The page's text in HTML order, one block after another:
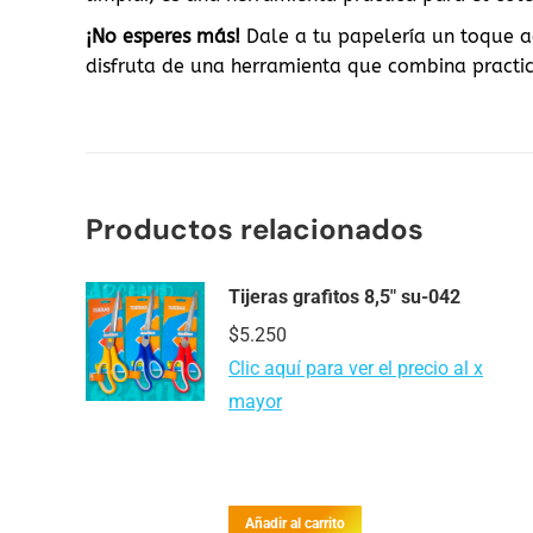
¡No esperes más! Dale a tu papelería un toque
disfruta de una herramienta que combina
Productos relacionados
Tijeras grafitos 8,5″ su-042
$5.250
Clic aquí para ver el precio al x
mayor
Añadir al carrito